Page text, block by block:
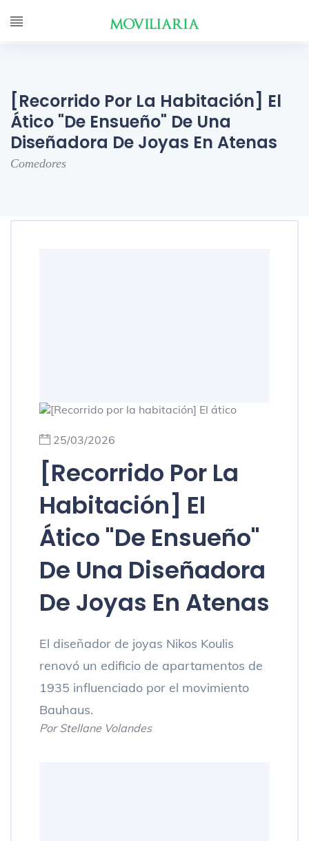
[Recorrido Por La Habitación] El
Ático "de Ensueño" De Una
Diseñadora De Joyas En Atenas
Comedores
25/03/2026
[Recorrido Por La
Habitación] El
Ático "de Ensueño"
De Una Diseñadora
De Joyas En Atenas
El diseñador de joyas Nikos Koulis
renovó un edificio de apartamentos de
1935 influenciado por el movimiento
Bauhaus.
Por Stellane Volandes